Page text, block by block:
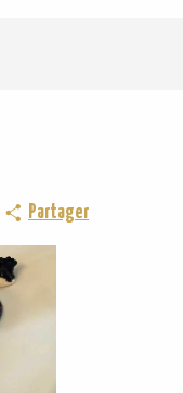
Partager